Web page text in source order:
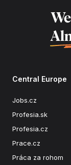
Central Europe
Jobs.cz
Profesia.sk
Profesia.cz
Prace.cz
Práca za rohom